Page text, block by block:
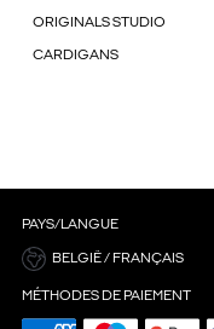
ORIGINALS STUDIO
CARDIGANS
PAYS/LANGUE
BELGIË / FRANÇAIS
MÉTHODES DE PAIEMENT